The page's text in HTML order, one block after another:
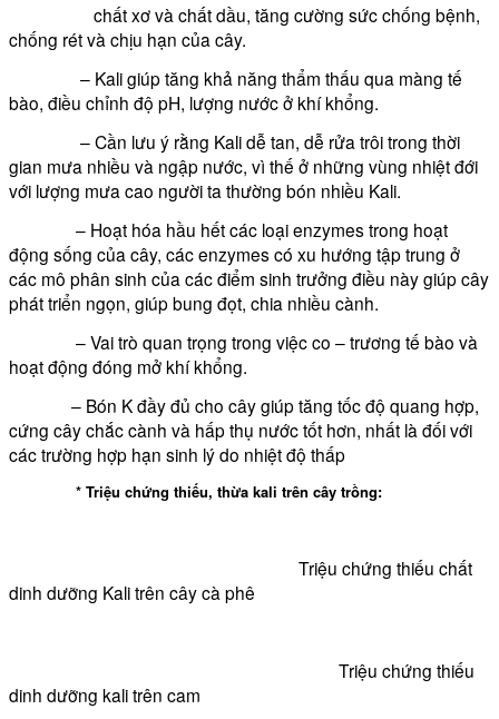
chất xơ và chất dầu, tăng cường sức chống bệnh,
chống rét và chịu hạn của cây.
– Kali giúp tăng khả năng thẩm thấu qua màng tế
bào, điều chỉnh độ pH, lượng nước ở khí khổng.
– Cần lưu ý rằng Kali dễ tan, dễ rửa trôi trong thời
gian mưa nhiều và ngập nước, vì thế ở những vùng nhiệt đới
với lượng mưa cao người ta thường bón nhiều Kali.
– Hoạt hóa hầu hết các loại enzymes trong hoạt
động sống của cây, các enzymes có xu hướng tập trung ở
các mô phân sinh của các điểm sinh trưởng điều này giúp cây
phát triển ngọn, giúp bung đọt, chia nhiều cành.
– Vai trò quan trọng trong việc co – trương tế bào và
hoạt động đóng mở khí khổng.
– Bón K đầy đủ cho cây giúp tăng tốc độ quang hợp,
cứng cây chắc cành và hấp thụ nước tốt hơn, nhất là đối với
các trường hợp hạn sinh lý do nhiệt độ thấp
* Triệu chứng thiếu, thừa kali trên cây trồng:
Triệu chứng thiếu chất
dinh dưỡng Kali trên cây cà phê
Triệu chứng thiếu
dinh dưỡng kali trên cam